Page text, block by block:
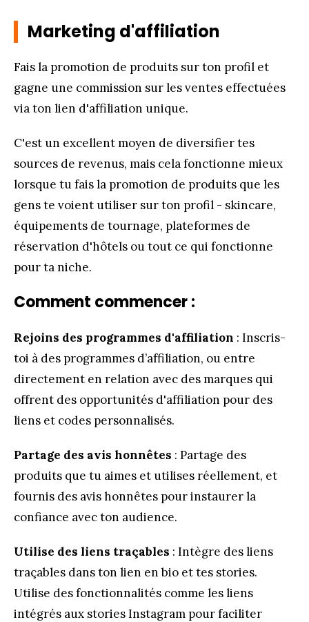
Marketing d'affiliation
Fais la promotion de produits sur ton profil et
gagne une commission sur les ventes effectuées
via ton lien d'affiliation unique.
C'est un excellent moyen de diversifier tes
sources de revenus, mais cela fonctionne mieux
lorsque tu fais la promotion de produits que les
gens te voient utiliser sur ton profil - skincare,
équipements de tournage, plateformes de
réservation d'hôtels ou tout ce qui fonctionne
pour ta niche.
Comment commencer :
Rejoins des programmes d'affiliation : Inscris-
toi à des programmes d’affiliation, ou entre
directement en relation avec des marques qui
offrent des opportunités d'affiliation pour des
liens et codes personnalisés.
Partage des avis honnêtes : Partage des
produits que tu aimes et utilises réellement, et
fournis des avis honnêtes pour instaurer la
confiance avec ton audience.
Utilise des liens traçables : Intègre des liens
traçables dans ton lien en bio et tes stories.
Utilise des fonctionnalités comme les liens
intégrés aux stories Instagram pour faciliter